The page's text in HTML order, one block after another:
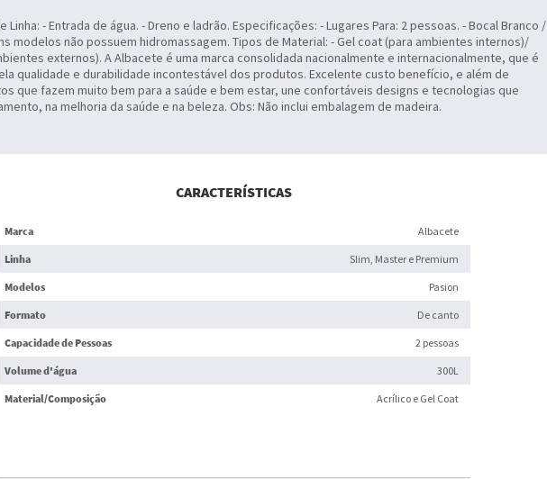
Linha: - Entrada de água. - Dreno e ladrão. Especificações: - Lugares Para: 2 pessoas. - Bocal Branco /
modelos não possuem hidromassagem. Tipos de Material: - Gel coat (para ambientes internos)/
externos). A Albacete é uma marca consolidada nacionalmente e internacionalmente, que é
qualidade e durabilidade incontestável dos produtos. Excelente custo benefício, e além de
que fazem muito bem para a saúde e bem estar, une confortáveis designs e tecnologias que
na melhoria da saúde e na beleza. Obs: Não inclui embalagem de madeira.
CARACTERÍSTICAS
Marca Albacete
Linha Slim, Master e Premium
Modelos Pasion
Formato De canto
Capacidade de Pessoas 2 pessoas
Volume d'água 300L
Material/Composição Acrílico e Gel Coat